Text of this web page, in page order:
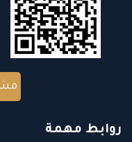
روابط مهمة